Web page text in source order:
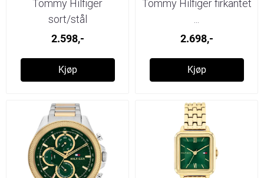
Tommy Hilfiger
sort/stål
2.598,-
Kjøp
Tommy Hilfiger firkantet
2.698,-
Kjøp